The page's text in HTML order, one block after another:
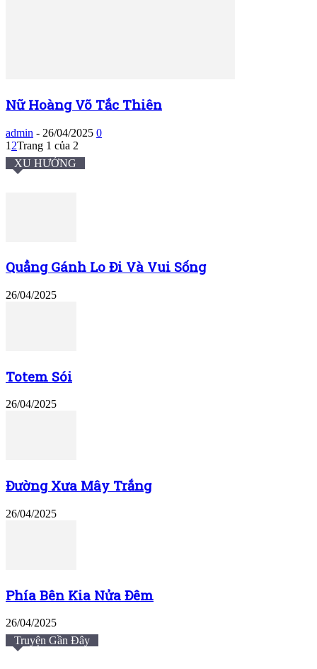
Nữ Hoàng Võ Tắc Thiên
admin - 26/04/2025 0
1 2Trang 1 của 2
XU HƯỚNG
Quẳng Gánh Lo Đi Và Vui Sống
26/04/2025
Totem Sói
26/04/2025
Đường Xưa Mây Trắng
26/04/2025
Phía Bên Kia Nửa Đêm
26/04/2025
Truyện Gần Đây